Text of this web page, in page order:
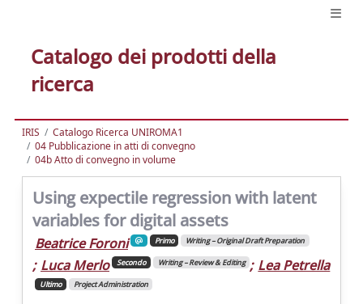
Catalogo dei prodotti della
ricerca
IRIS
Catalogo Ricerca UNIROMA1
04 Pubblicazione in atti di convegno
04b Atto di convegno in volume
Using expectile regression with latent
variables for digital assets
Beatrice Foroni Primo Writing – Original Draft Preparation
; Luca Merlo Secondo Writing – Review & Editing ; Lea Petrella
Ultimo Project Administration